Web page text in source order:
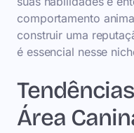
comportamento
construir uma
é essencial nesse
Área